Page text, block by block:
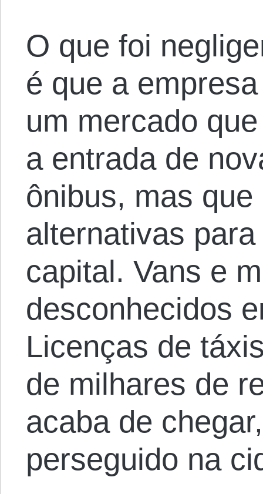
O que foi
é que a
um mercado
a entrada de
ônibus, mas
alternativas
capital. Vans e
desconhecidos
Licenças de
de milhares de
acaba de
perseguido na